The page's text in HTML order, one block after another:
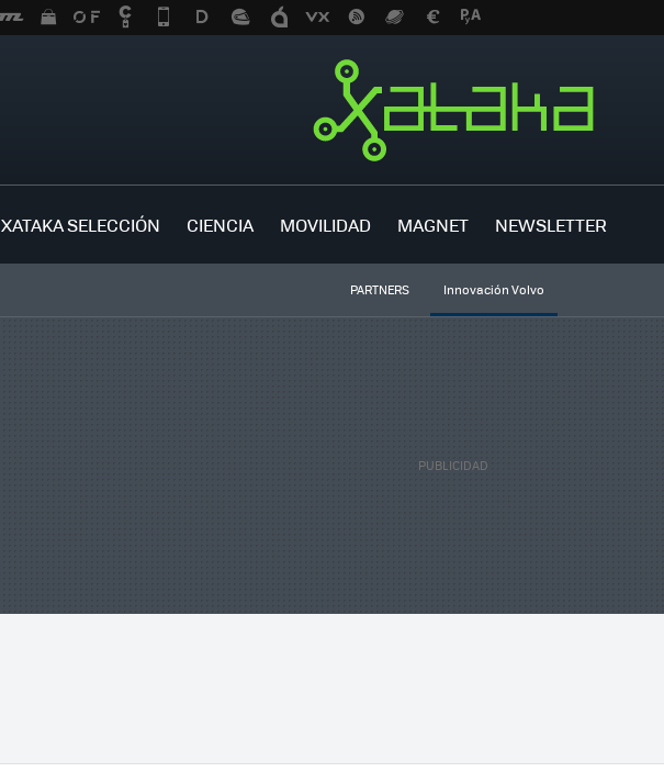
XATAKA SELECCIÓN CIENCIA MOVILIDAD MAGNET NEWSLETTER
PARTNERS Innovación Volvo